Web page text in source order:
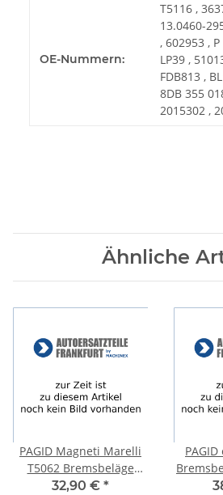
OE-Nummern:
T5116 ,
13.0460-
, 602953 ,
LP39 ,
FDB813 ,
8DB 355
2015302 ,
Ähnliche
PAGID Magneti Marelli
T5062 Bremsbeläge
VOLVO 740 740 760 940
32,90 € *
A3